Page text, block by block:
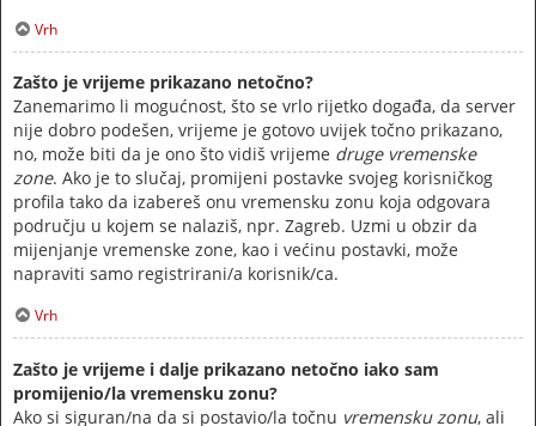
Vrh
Zašto je vrijeme prikazano netočno?
Zanemarimo li mogućnost, što se vrlo rijetko događa, da server
nije dobro podešen, vrijeme je gotovo uvijek točno prikazano,
no, može biti da je ono što vidiš vrijeme druge vremenske
zone. Ako je to slučaj, promijeni postavke svojeg korisničkog
profila tako da izabereš onu vremensku zonu koja odgovara
području u kojem se nalaziš, npr. Zagreb. Uzmi u obzir da
mijenjanje vremenske zone, kao i većinu postavki, može
napraviti samo registrirani/a korisnik/ca.
Vrh
Zašto je vrijeme i dalje prikazano netočno iako sam
promijenio/la vremensku zonu?
Ako si siguran/na da si postavio/la točnu vremensku zonu, ali